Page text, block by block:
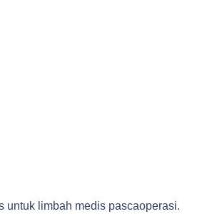
untuk limbah medis pascaoperasi.